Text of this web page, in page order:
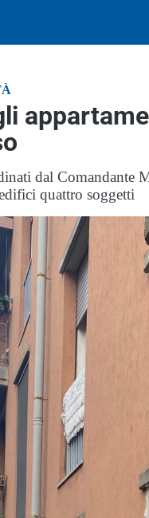
dal Comandante
quattro soggetti